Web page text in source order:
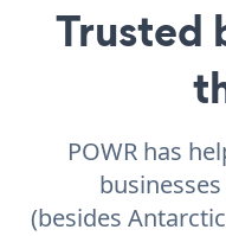
Trusted
POWR has
(besides